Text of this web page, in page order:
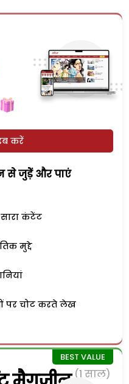
करें
से जुड़ेें और पाएं
कंटेंट
मुद्दे
पर चोट करते लेख
(1 साल)